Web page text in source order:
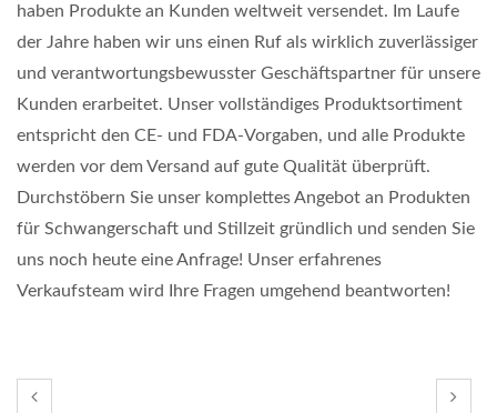
haben Produkte an Kunden weltweit versendet. Im Laufe
der Jahre haben wir uns einen Ruf als wirklich zuverlässiger
und verantwortungsbewusster Geschäftspartner für unsere
Kunden erarbeitet. Unser vollständiges Produktsortiment
entspricht den CE- und FDA-Vorgaben, und alle Produkte
werden vor dem Versand auf gute Qualität überprüft.
Durchstöbern Sie unser komplettes Angebot an Produkten
für Schwangerschaft und Stillzeit gründlich und senden Sie
uns noch heute eine Anfrage! Unser erfahrenes
Verkaufsteam wird Ihre Fragen umgehend beantworten!